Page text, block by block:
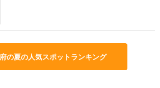
の夏の人気スポットランキング